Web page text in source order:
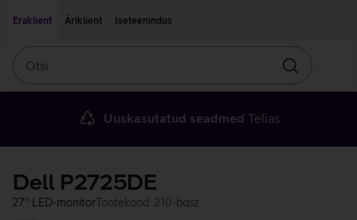
Eraklient
Äriklient Iseteenindus
Otsin
Uuskasutatud seadmed Telias
Dell P2725DE
27'' LED-monitorTootekood: 210-bqsz